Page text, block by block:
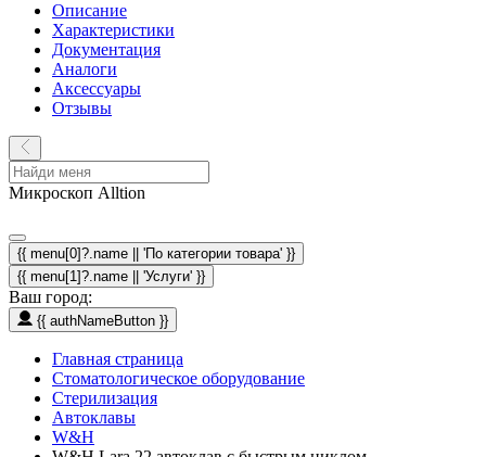
Описание
Характеристики
Документация
Аналоги
Аксессуары
Отзывы
Микроскоп Alltion
{{ menu[0]?.name || 'По категории товара' }}
{{ menu[1]?.name || 'Услуги' }}
Ваш город:
{{ authNameButton }}
Главная страница
Стоматологическое оборудование
Стерилизация
Автоклавы
W&H